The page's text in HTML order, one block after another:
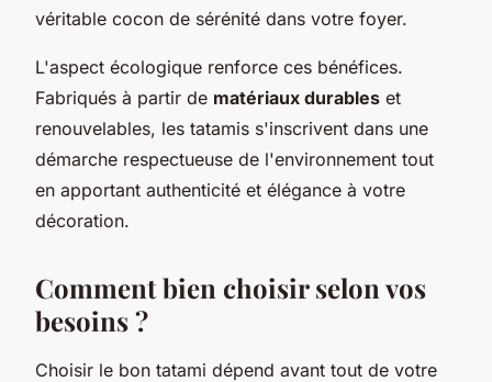
véritable cocon de sérénité dans votre foyer.
L'aspect écologique renforce ces bénéfices.
Fabriqués à partir de matériaux durables et
renouvelables, les tatamis s'inscrivent dans une
démarche respectueuse de l'environnement tout
en apportant authenticité et élégance à votre
décoration.
Comment bien choisir selon vos
besoins ?
Choisir le bon tatami dépend avant tout de votre